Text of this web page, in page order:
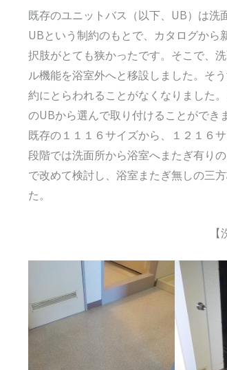
既存のユニットバス（以下、UB）は
UBという制約のもとで、カタログか
択肢がとても狭かったです。そこで、
ル機能を浴室外へと移設しました。そ
約にとらわれることがなくなりました
のUBから選んで取り付けることができ
既存の１１１６サイズから、１２１６
段階では洗面所から浴室へまたぎ有り
で改めて検討し、浴室またぎ無しの三
た。